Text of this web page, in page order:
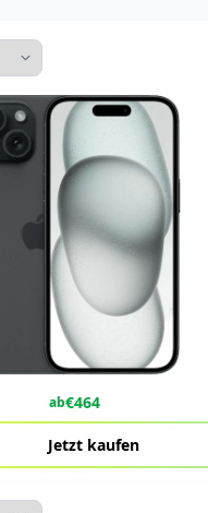
ab€464
Jetzt kaufen